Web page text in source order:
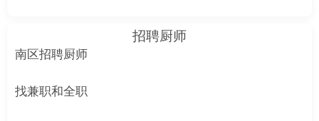
招聘厨师
南区招聘厨师
找兼职和全职